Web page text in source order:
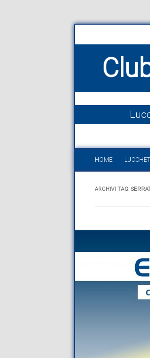
HOME
ARCHIVI TAG: